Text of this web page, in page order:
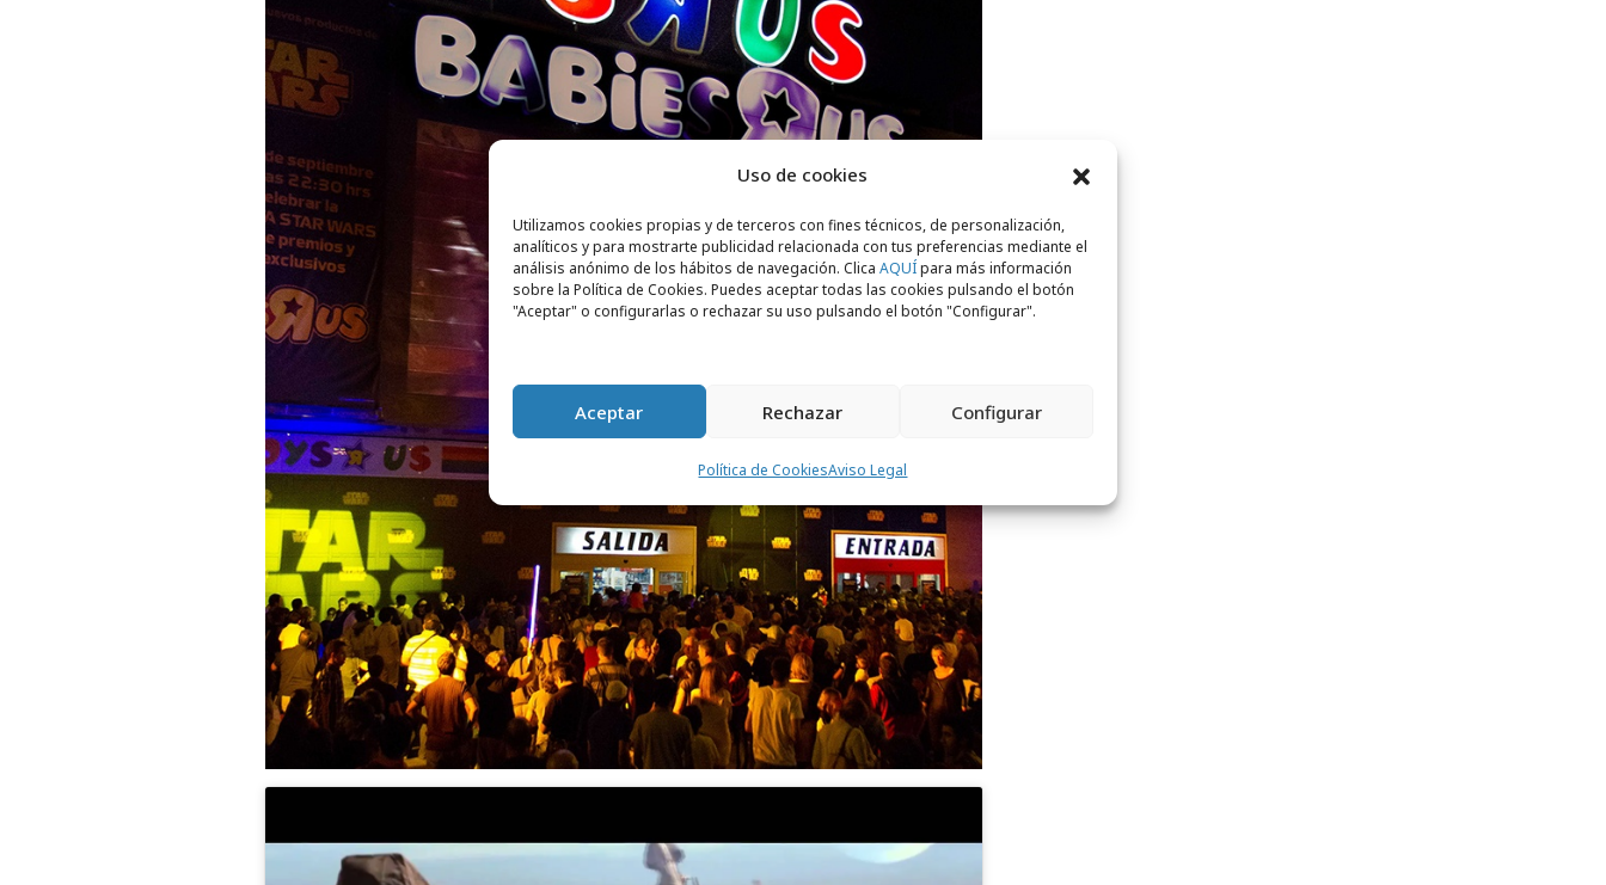
Uso de cookies
Utilizamos cookies propias y de terceros con fines técnicos, de personalización,
analíticos y para mostrarte publicidad relacionada con tus preferencias mediante el
análisis anónimo de los hábitos de navegación. Clica AQUÍpara más información
sobre la Política de Cookies. Puedes aceptar todas las cookies pulsando el botón
"Aceptar" o configurarlas o rechazar su uso pulsando el botón "Configurar".
Aceptar Rechazar Configurar
Política de CookiesAviso Legal